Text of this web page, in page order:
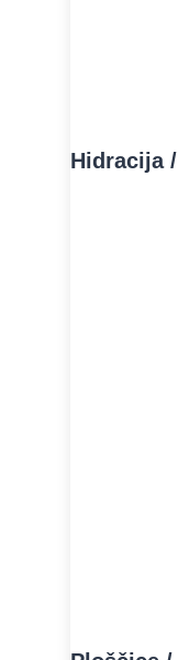
Hidracija